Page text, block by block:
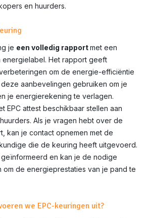
en huurders.
je een volledig rapportmet een
Het rapport geeft
om de energie-efficiëntie
aanbevelingen gebruiken om je
je energierekening te verlagen.
EPC attest beschikbaar stellen aan
Als je vragen hebt over de
kan je contact opnemen met de
die de keuring heeft uitgevoerd.
en kan je de nodige
om de energieprestaties van je pand te
we EPC-keuringen uit?